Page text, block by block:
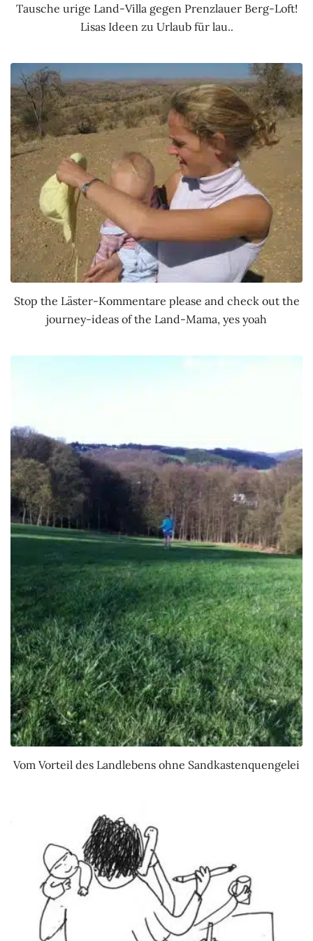
Tausche urige Land-Villa gegen Prenzlauer Berg-Loft!
Lisas Ideen zu Urlaub für lau..
Stop the Läster-Kommentare please and check out the
journey-ideas of the Land-Mama, yes yoah
Vom Vorteil des Landlebens ohne Sandkastenquengelei